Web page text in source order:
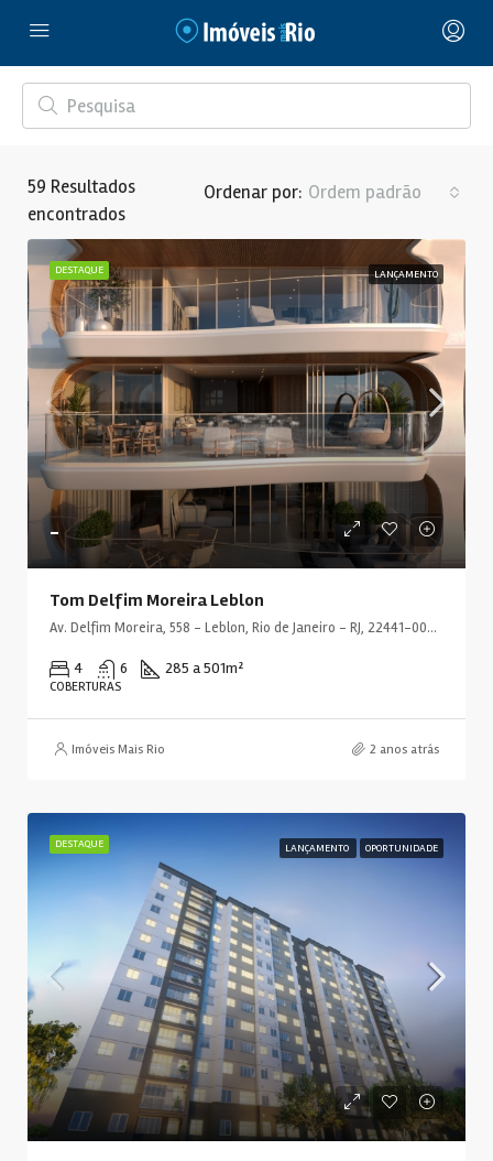
59 Resultados
encontrados
Ordenar por: Ordem padrão
DESTAQUE LANÇAMENTO
-
Tom Delfim Moreira Leblon
Av. Delfim Moreira, 558 - Leblon, Rio de Janeiro - RJ, 22441-000, Brasil
4 6 285 a 501m²
COBERTURAS
Imóveis Mais Rio 2 anos atrás
DESTAQUE LANÇAMENTO OPORTUNIDADE